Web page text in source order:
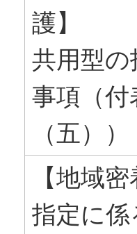
護】
共用型
事項（付
（五））
【地域
指定に係